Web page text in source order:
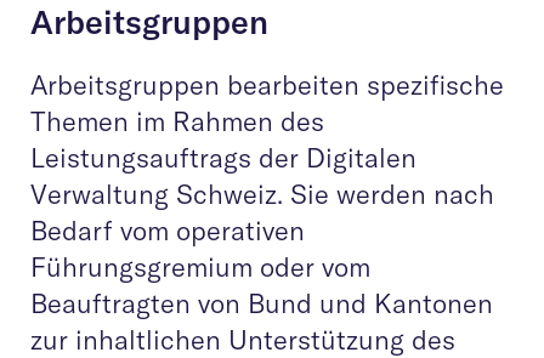
Arbeitsgruppen
Arbeitsgruppen bearbeiten spezifische
Themen im Rahmen des
Leistungsauftrags der Digitalen
Verwaltung Schweiz. Sie werden nach
Bedarf vom operativen
Führungsgremium oder vom
Beauftragten von Bund und Kantonen
zur inhaltlichen Unterstützung des